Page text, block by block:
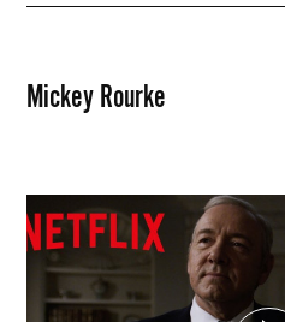
Mickey Rourke
WYBIERZ SWOJĄ PLAYLISTĘ